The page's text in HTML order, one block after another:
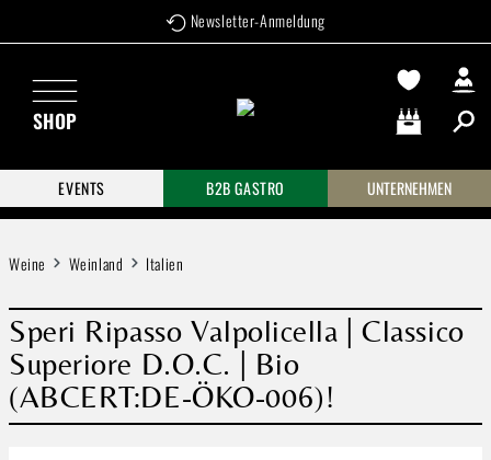
Zum Hauptinhalt springen Newsletter-Anmeldung
SHOP
Warenkorb
EVENTS
B2B GASTRO UNTERNEHMEN
Weine Weinland Italien
Speri Ripasso Valpolicella | Classico
Superiore D.O.C. | Bio
(ABCERT:DE-ÖKO-006)!